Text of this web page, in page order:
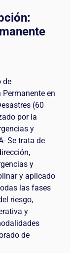
de
en
(60
por la
y
Se trata de
y
y aplicado
las fases
riesgo,
y
de